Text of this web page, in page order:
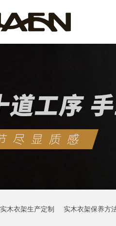
实木衣架生产定制 实木衣架保养方